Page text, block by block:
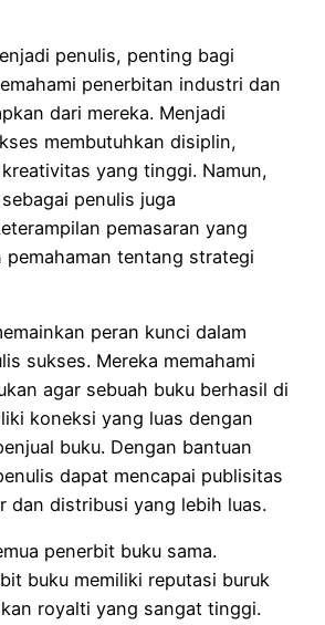
penulis, penting bagi
penerbitan industri dan
dari mereka. Menjadi
membutuhkan disiplin,
yang tinggi. Namun,
penulis juga
pemasaran yang
pemahaman tentang strategi
peran kunci dalam
sukses. Mereka memahami
agar sebuah buku berhasil di
koneksi yang luas dengan
buku. Dengan bantuan
dapat mencapai publisitas
dan distribusi yang lebih luas.
penerbit buku sama.
buku memiliki reputasi buruk
royalti yang sangat tinggi.